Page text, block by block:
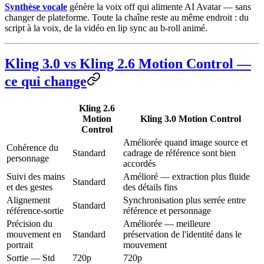
Synthèse vocale génère la voix off qui alimente AI Avatar — sans
changer de plateforme. Toute la chaîne reste au même endroit : du
script à la voix, de la vidéo en lip sync au b-roll animé.
Kling 3.0 vs Kling 2.6 Motion Control —
ce qui change
Kling 2.6
Motion
Control
Kling 3.0 Motion Control
Cohérence du
personnage
Standard
Améliorée quand image source et
cadrage de référence sont bien
accordés
Suivi des mains
et des gestes
Standard
Amélioré — extraction plus fluide
des détails fins
Alignement
référence-sortie
Standard
Synchronisation plus serrée entre
référence et personnage
Précision du
mouvement en
portrait
Standard
Améliorée — meilleure
préservation de l'identité dans le
mouvement
Sortie — Std
720p
720p